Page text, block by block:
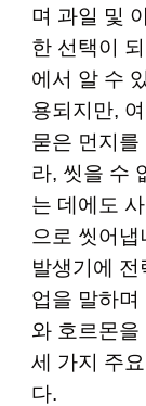
며 과일 및
한 선택이
에서 알 수
용되지만,
묻은 먼지를
라, 씻을 수
는 데에도
으로 씻어
발생기에
업을 말하며
와 호르몬을
세 가지 주
다.